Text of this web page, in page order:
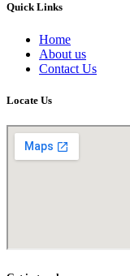
Quick Links
Home
About us
Contact Us
Locate Us